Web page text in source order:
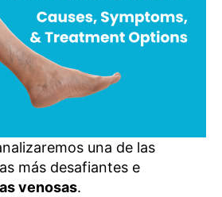
una de las
más desafiantes e
venosas.